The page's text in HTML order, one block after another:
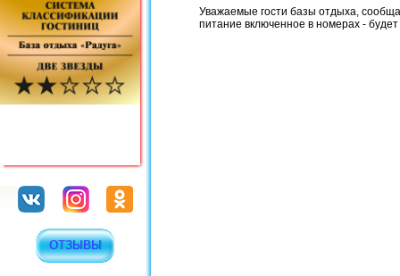
ОТЗЫВЫ
Уважаемые гости базы отдыха,
питание включенное в номерах -